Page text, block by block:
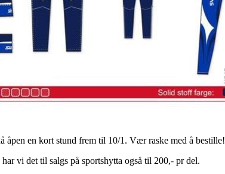
åpen en kort stund frem til 10/1. Vær raske med å bestille!
vi det til salgs på sportshytta også til 200,- pr del.